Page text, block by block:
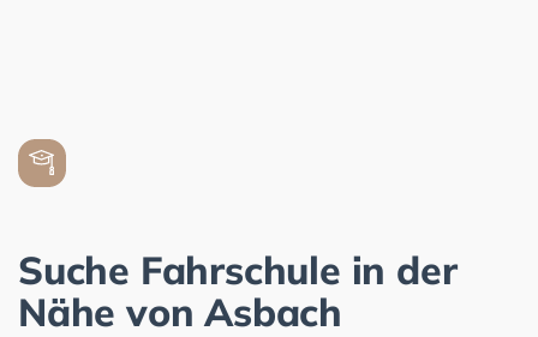
Suche Fahrschule in der
Nähe von Asbach